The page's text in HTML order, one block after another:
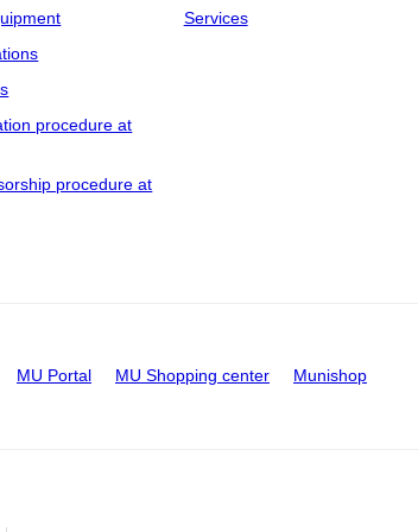
procedure at
procedure at
Services
MU Portal MU Shopping center Munishop